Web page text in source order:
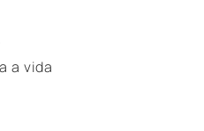
a vida